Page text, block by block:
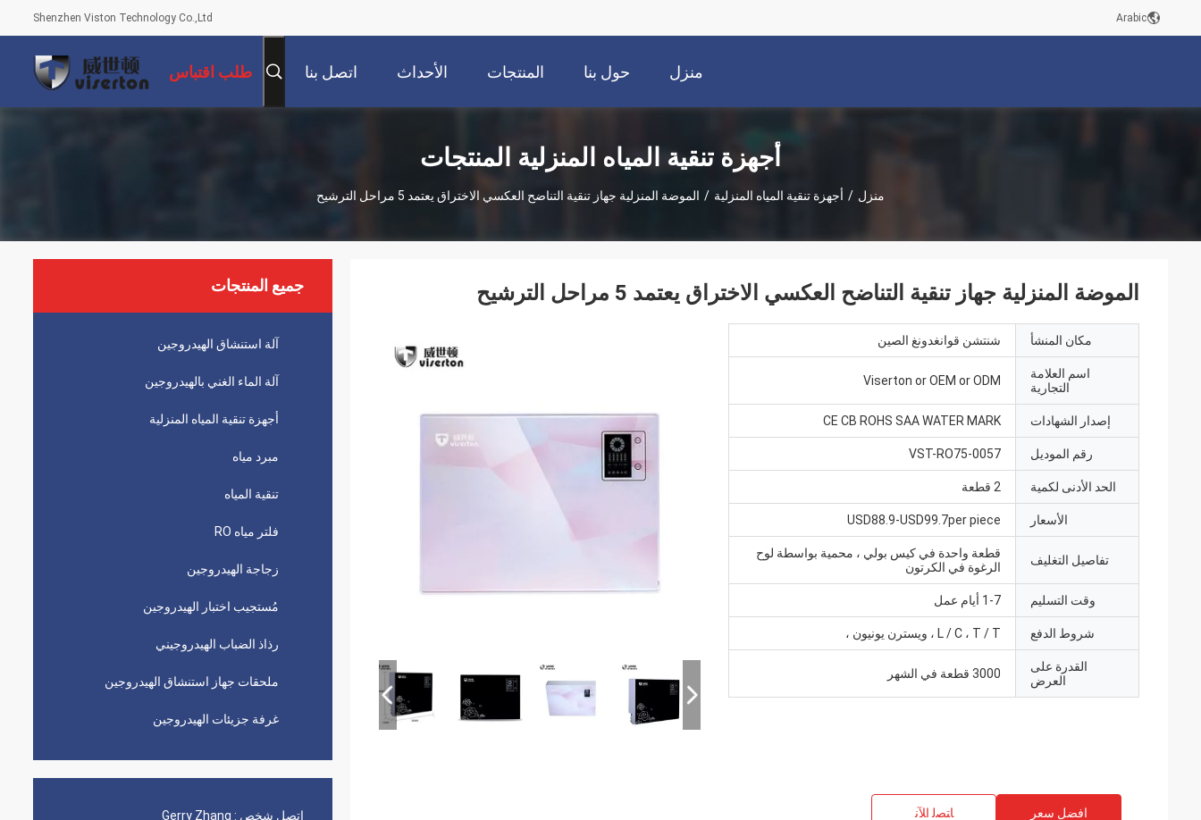
Shenzhen Viston Technology Co.,Ltd Arabic
منزل حول بنا المنتجات الأحداث اتصل بنا طلب اقتباس
أجهزة تنقية المياه المنزلية المنتجات
منزل / أجهزة تنقية المياه المنزلية / الموضة المنزلية جهاز تنقية التناضح العكسي الاختراق يعتمد 5 مراحل الترشيح
جميع المنتجات
آلة استنشاق الهيدروجين
آلة الماء الغني بالهيدروجين
أجهزة تنقية المياه المنزلية
مبرد مياه
تنقية المياه
فلتر مياه RO
زجاجة الهيدروجين
مُستجيب اختبار الهيدروجين
رذاذ الضباب الهيدروجيني
ملحقات جهاز استنشاق الهيدروجين
غرفة جزيئات الهيدروجين
اتصل شخص : Gerry Zhang
الموضة المنزلية جهاز تنقية التناضح العكسي الاختراق يعتمد 5 مراحل الترشيح
مكان المنشأ شنتشن قوانغدونغ الصين
اسم العلامة
التجارية
Viserton or OEM or ODM
إصدار الشهادات CE CB ROHS SAA WATER MARK
رقم الموديل VST-RO75-0057
الحد الأدنى لكمية 2 قطعة
الأسعار USD88.9-USD99.7per piece
تفاصيل التغليف
قطعة واحدة في كيس بولي ، محمية بواسطة لوح
الرغوة في الكرتون
وقت التسليم 1-7 أيام عمل
شروط الدفع L / C ، T / T ، ويسترن يونيون ،
القدرة على
العرض
3000 قطعة في الشهر
افضل سعر ﺎﺘﺼﻟ ﺍﻶﻧ